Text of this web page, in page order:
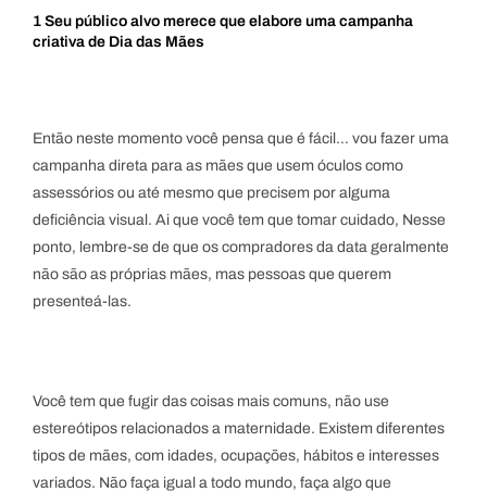
1 Seu público alvo merece que elabore uma campanha
criativa de Dia das Mães
Então neste momento você pensa que é fácil… vou fazer uma
campanha direta para as mães que usem óculos como
assessórios ou até mesmo que precisem por alguma
deficiência visual. Ai que você tem que tomar cuidado, Nesse
ponto, lembre-se de que os compradores da data geralmente
não são as próprias mães, mas pessoas que querem
presenteá-las.
Você tem que fugir das coisas mais comuns, não use
estereótipos relacionados a maternidade. Existem diferentes
tipos de mães, com idades, ocupações, hábitos e interesses
variados. Não faça igual a todo mundo, faça algo que